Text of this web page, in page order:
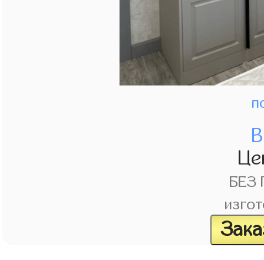
БЕЗ